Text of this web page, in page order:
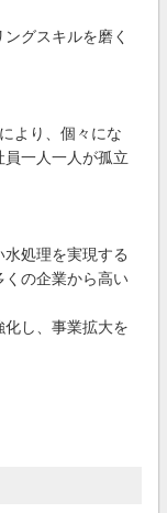
グスキルを磨く
より、個々にな
員一人一人が孤立
処理を実現する
くの企業から高い
し、事業拡大を